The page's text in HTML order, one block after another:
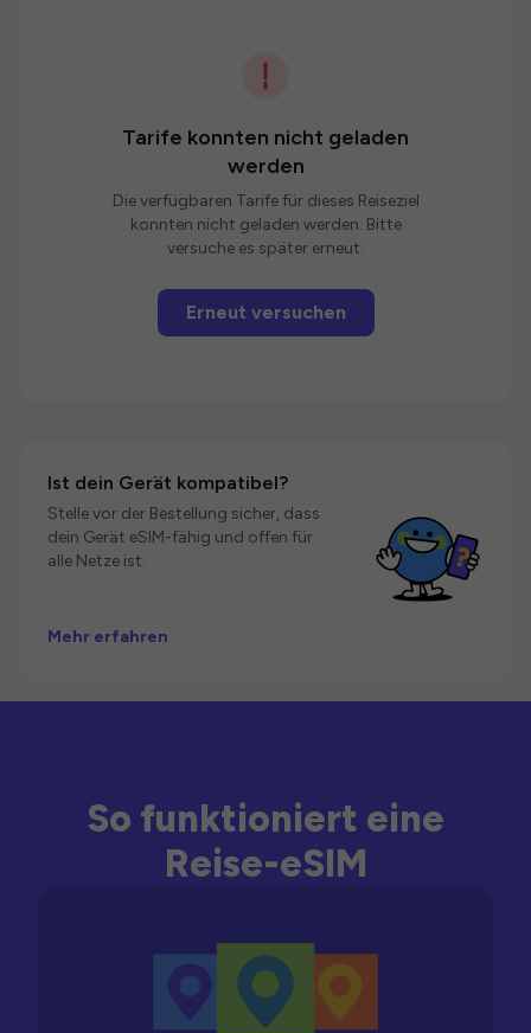
Tarife konnten nicht geladen
werden
Die verfügbaren Tarife für dieses Reiseziel
konnten nicht geladen werden. Bitte
versuche es später erneut.
Erneut versuchen
Ist dein Gerät kompatibel?
Stelle vor der Bestellung sicher, dass
dein Gerät eSIM-fähig und offen für
alle Netze ist.
Mehr erfahren
So funktioniert eine
Reise-eSIM